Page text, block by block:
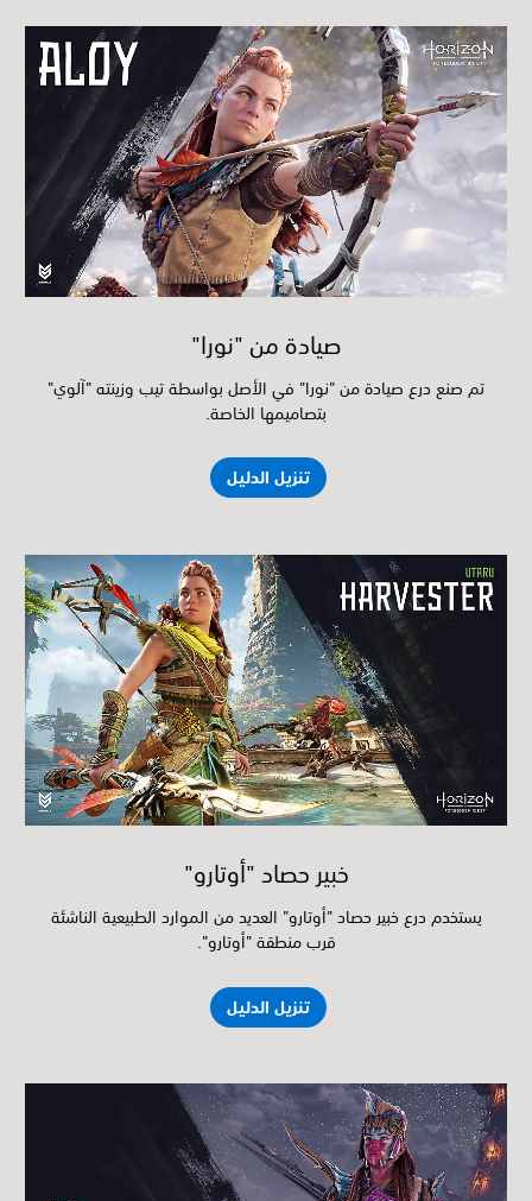
صيادة من "نورا"
تم صنع درع صيادة من "نورا" في الأصل بواسطة تيب وزينته "آلوي"
بتصاميمها الخاصة.
تنزيل الدليل
خبير حصاد "أوتارو"
يستخدم درع خبير حصاد "أوتارو" العديد من الموارد الطبيعية الناشئة
قرب منطقة "أوتارو".
تنزيل الدليل